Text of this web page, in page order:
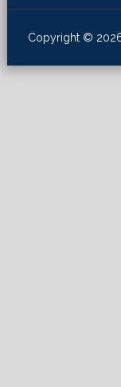
Copyright © 2026